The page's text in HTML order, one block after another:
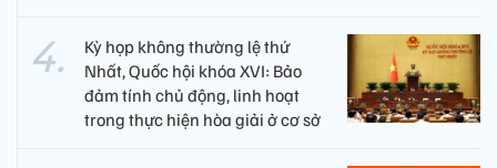
Kỳ họp không thường lệ thứ
Nhất, Quốc hội khóa XVI: Bảo
đảm tính chủ động, linh hoạt
trong thực hiện hòa giải ở cơ sở